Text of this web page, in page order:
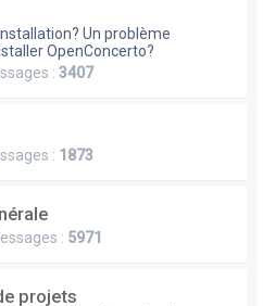
Un problème
OpenConcerto?
: 3407
: 1873
: 5971
projets